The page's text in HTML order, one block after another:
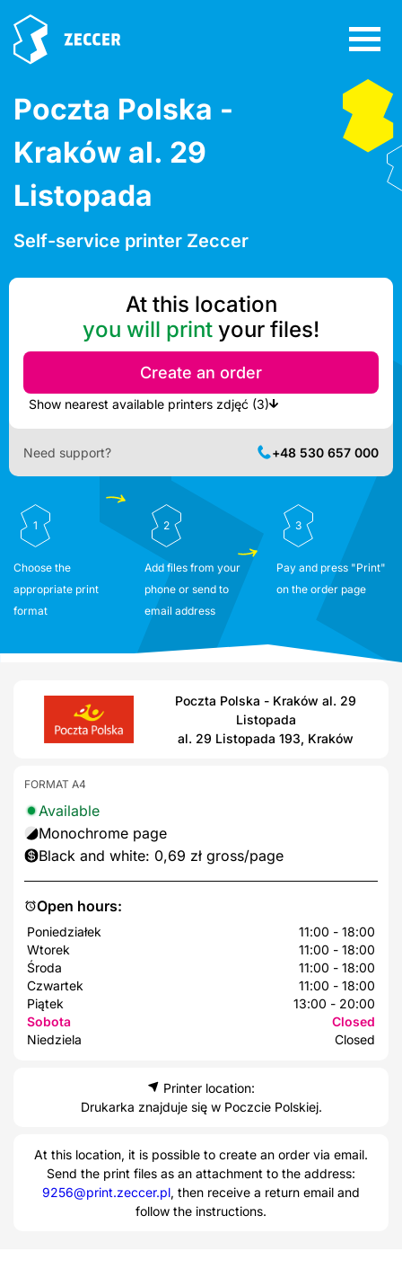
Poczta Polska -
Kraków al. 29
Listopada
Self-service printer Zeccer
At this location
you will print your files!
Create an order
Show nearest available printers zdjęć (3)
Need support? +48 530 657 000
1
Choose the
appropriate print
format
2
Add files from your
phone or send to
email address
3
Pay and press "Print"
on the order page
Poczta Polska - Kraków al. 29
Listopada
al. 29 Listopada 193, Kraków
Open hours:
Poniedziałek
11:00 - 18:00
Wtorek
11:00 - 18:00
Środa
11:00 - 18:00
Czwartek
11:00 - 18:00
Piątek
13:00 - 20:00
Sobota
Closed
Niedziela
Closed
FORMAT A4
Available
Monochrome page
Black and white: 0,69 zł gross/page
Printer location:
Drukarka znajduje się w Poczcie Polskiej.
At this location, it is possible to create an order via email.
Send the print files as an attachment to the address:
9256@print.zeccer.pl, then receive a return email and
follow the instructions.